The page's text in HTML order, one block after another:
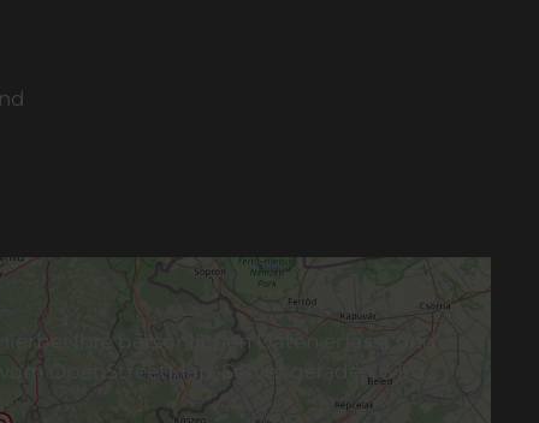
Ihre persönlichen Daten erfasst und
OpenStreetMap-Server geladen wird.